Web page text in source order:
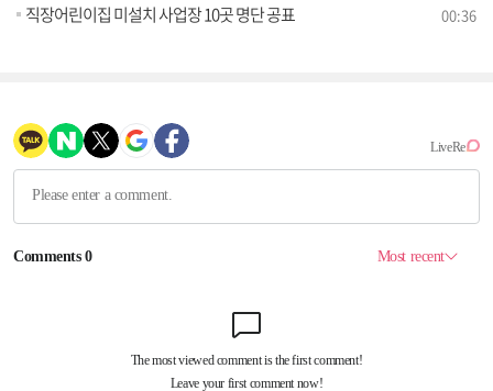
직장어린이집 미설치 사업장 10곳 명단 공표 00:36